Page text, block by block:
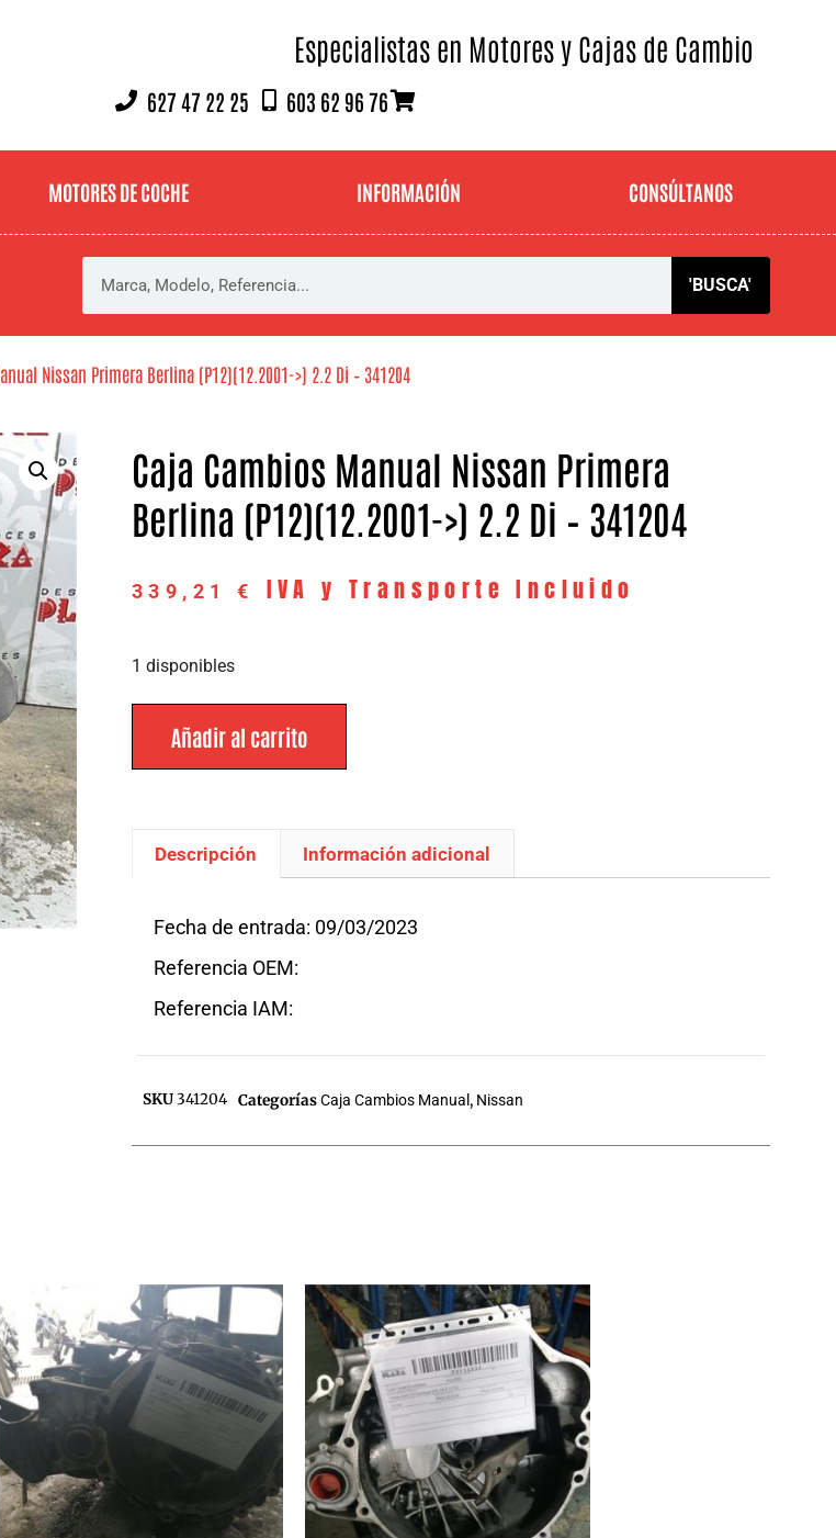
Especialistas en Motores y Cajas de Cambio
627 47 22 25 603 62 96 76
MOTORES DE COCHE INFORMACIÓN CONSÚLTANOS
'BUSCA'
Nissan Primera Berlina (P12)(12.2001->) 2.2 Di – 341204
Caja Cambios Manual Nissan Primera
Berlina (P12)(12.2001->) 2.2 Di – 341204
339,21 € IVA y Transporte Incluido
1 disponibles
Añadir al carrito
Descripción Información adicional
Fecha de entrada: 09/03/2023
Referencia OEM:
Referencia IAM:
SKU341204 CategoríasCaja Cambios Manual , Nissan